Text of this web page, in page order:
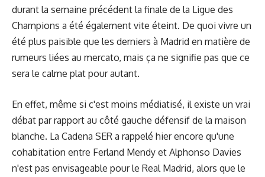
durant la semaine précédent la finale de la Ligue des
Champions a été également vite éteint. De quoi vivre un
été plus paisible que les derniers à Madrid en matière de
rumeurs liées au mercato, mais ça ne signifie pas que ce
sera le calme plat pour autant.
En effet, même si c'est moins médiatisé, il existe un vrai
débat par rapport au côté gauche défensif de la maison
blanche. La Cadena SER a rappelé hier encore qu'une
cohabitation entre Ferland Mendy et Alphonso Davies
n'est pas envisageable pour le Real Madrid, alors que le